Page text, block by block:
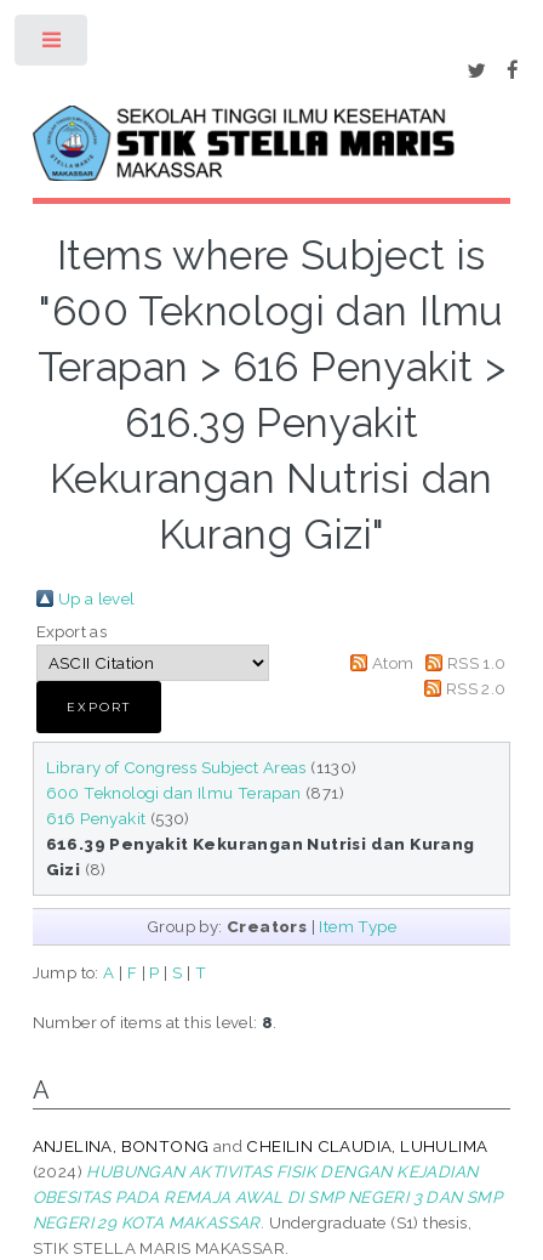
Items where Subject is
"600 Teknologi dan Ilmu
Terapan > 616 Penyakit >
616.39 Penyakit
Kekurangan Nutrisi dan
Kurang Gizi"
Up a level
Export as
Atom
RSS 1.0
RSS 2.0
Library of Congress Subject Areas (1130)
600 Teknologi dan Ilmu Terapan (871)
616 Penyakit (530)
616.39 Penyakit Kekurangan Nutrisi dan Kurang
Gizi (8)
Group by: Creators | Item Type
Jump to:A | F | P | S | T
Number of items at this level: 8
A
ANJELINA, BONTONG and CHEILIN CLAUDIA, LUHULIMA
(2024) HUBUNGAN AKTIVITAS FISIK DENGAN KEJADIAN
OBESITAS PADA REMAJA AWAL DI SMP NEGERI 3 DAN SMP
NEGERI 29 KOTA MAKASSAR. Undergraduate (S1) thesis,
STIK STELLA MARIS MAKASSAR.